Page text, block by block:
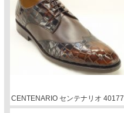
CENTENARIO センテナリオ 40177